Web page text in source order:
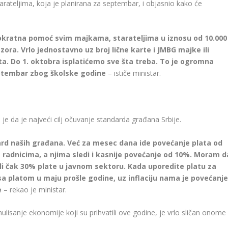
koja je planirana za septembar, i objasnio kako će
pomoć svim majkama, starateljima u iznosu od 10.000
Vrlo jednostavno uz broj lične karte i JMBG majke ili
Do 1. oktobra isplatićemo sve šta treba. To je ogromna
zbog školske godine – ističe ministar.
da je najveći cilj očuvanje standarda građana Srbije.
naših građana. Već za mesec dana ide povećanje plata od
a njima sledi i kasnije povećanje od 10%. Moram
30% plate u javnom sektoru. Kada uporedite platu za
platom u maju prošle godine, uz inflaciju nama je povećanje
– rekao je ministar.
ekonomije koji su prihvatili ove godine, je vrlo sličan onome